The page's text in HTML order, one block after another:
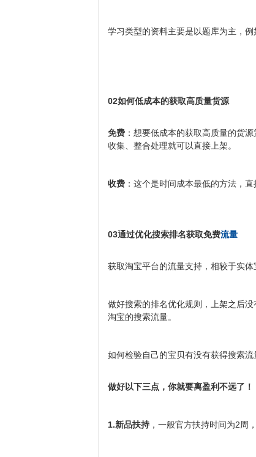
学习类型的资料主要是以题库为主，
02如何低成本的获取高质量货源
免费 ：想要低成本的获取高质量的货
收集、整合处理就可以直接上架。
收费 ：这个是时间成本最低的方法，
03通过优化搜索排名获取免费流量
获取淘宝平台的流量支持，相较于实
做好搜索的排名优化规则，上架之后
淘宝的搜索流量。
如何检验自己的宝贝有没有获得搜索
做好以下三点，你就要离盈利不远了！
1.新品扶持 ，一般官方扶持时间为2周